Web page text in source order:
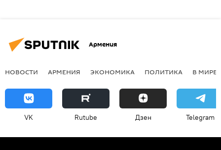
Армения
НОВОСТИ АРМЕНИЯ ЭКОНОМИКА ПОЛИТИКА В МИРЕ
VK Rutube Дзен Telegram